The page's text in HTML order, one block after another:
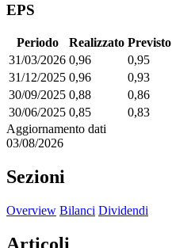
EPS
Periodo Realizzato Previsto
31/03/2026 0,96
0,95
31/12/2025 0,96
0,93
30/09/2025 0,88
0,86
30/06/2025 0,85
0,83
Aggiornamento dati
03/08/2026
Sezioni
Overview Bilanci Dividendi